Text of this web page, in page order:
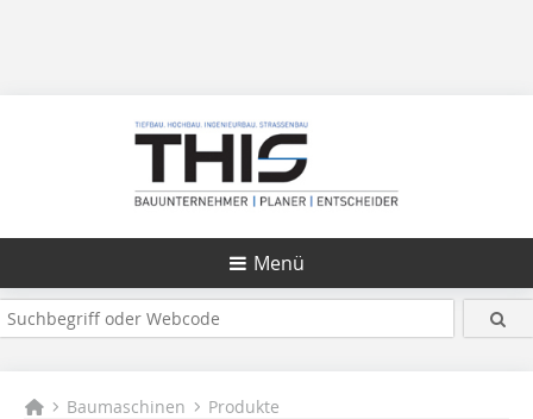
Menü
Baumaschinen Produkte